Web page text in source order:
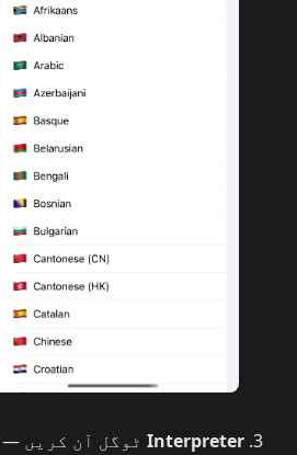
Interpreter ٹوگل آن کریں —